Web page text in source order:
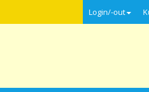
Login/-out